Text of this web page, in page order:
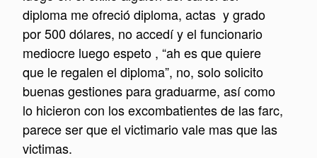
diploma me ofreció diploma, actas y grado
por 500 dólares, no accedí y el funcionario
mediocre luego espeto , “ah es que quiere
que le regalen el diploma”, no, solo solicito
buenas gestiones para graduarme, así como
lo hicieron con los excombatientes de las farc,
parece ser que el victimario vale mas que las
victimas.